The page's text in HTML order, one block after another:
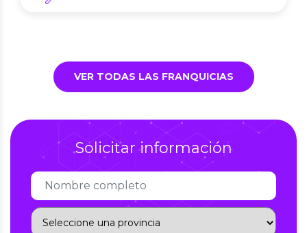
VER TODAS LAS FRANQUICIAS
Solicitar información